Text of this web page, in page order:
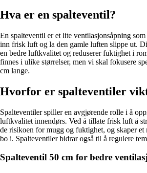
Hva er en spalteventil?
En spalteventil er et lite ventilasjonsåpning
inn frisk luft og la den gamle luften slippe ut.
en bedre luftkvalitet og reduserer fuktighet i
finnes i ulike størrelser, men vi skal fokusere
cm lange.
Hvorfor er spalteventiler
Spalteventiler spiller en avgjørende rolle i å
luftkvalitet innendørs. Ved å tillate frisk luft å
de risikoen for mugg og fuktighet, og skaper et
bo i. Spalteventiler bidrar også til å regulere
Spalteventil 50 cm for bedre